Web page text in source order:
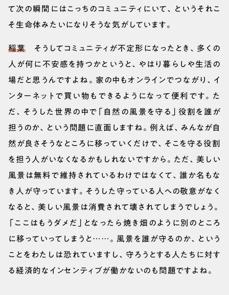
て次の瞬間にはこっちのコミュニティにいて、というそれこ
そ生命体みたいになりそうな気がしています。
稲葉 そうしてコミュニティが不定形になったとき、多くの
人が何に不安感を持つかというと、やはり暮らしや生活の
場だと思うんですよね。家の中もオンラインでつながり、イ
ンターネットで買い物もできるようになって便利です。た
だ、そうした世界の中で「自然の風景を守る」役割を誰が
担うのか、という問題に直面しますね。例えば、みんなが自
然が良さそうなところに移っていくだけで、そこを守る役割
を担う人がいなくなるかもしれないですから。ただ、美しい
風景は無料で維持されているわけではなくて、誰か名もな
き人が守っています。そうした守っている人への敬意がなく
なると、美しい風景は消費されて壊されてしまうでしょう。
「ここはもうダメだ」となったら焼き畑のように別のところ
に移っていってしまうと……。風景を誰が守るのか、という
ことをわたしは恐れていますし、守ろうとする人たちに対す
る経済的なインセンティブが働かないのも問題ですよね。